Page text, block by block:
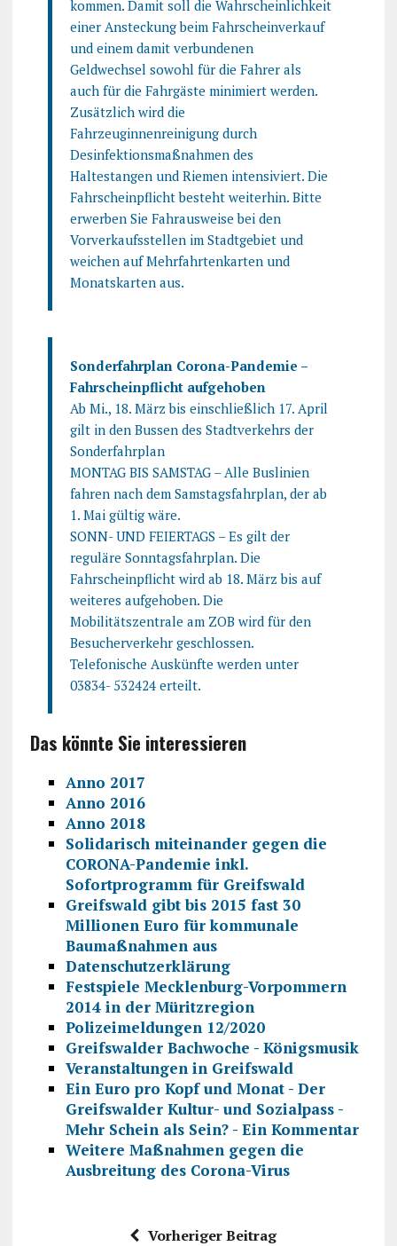
kommen. Damit soll die Wahrscheinlichkeit
einer Ansteckung beim Fahrscheinverkauf
und einem damit verbundenen
Geldwechsel sowohl für die Fahrer als
auch für die Fahrgäste minimiert werden.
Zusätzlich wird die
Fahrzeuginnenreinigung durch
Desinfektionsmaßnahmen des
Haltestangen und Riemen intensiviert. Die
Fahrscheinpflicht besteht weiterhin. Bitte
erwerben Sie Fahrausweise bei den
Vorverkaufsstellen im Stadtgebiet und
weichen auf Mehrfahrtenkarten und
Monatskarten aus.
Sonderfahrplan Corona-Pandemie –
Fahrscheinpflicht aufgehoben
Ab Mi., 18. März bis einschließlich 17. April
gilt in den Bussen des Stadtverkehrs der
Sonderfahrplan
MONTAG BIS SAMSTAG – Alle Buslinien
fahren nach dem Samstagsfahrplan, der ab
1. Mai gültig wäre.
SONN- UND FEIERTAGS – Es gilt der
reguläre Sonntagsfahrplan. Die
Fahrscheinpflicht wird ab 18. März bis auf
weiteres aufgehoben. Die
Mobilitätszentrale am ZOB wird für den
Besucherverkehr geschlossen.
Telefonische Auskünfte werden unter
03834- 532424 erteilt.
Das könnte Sie interessieren
Anno 2017
Anno 2016
Anno 2018
Solidarisch miteinander gegen die
CORONA-Pandemie inkl.
Sofortprogramm für Greifswald
Greifswald gibt bis 2015 fast 30
Millionen Euro für kommunale
Baumaßnahmen aus
Datenschutzerklärung
Festspiele Mecklenburg-Vorpommern
2014 in der Müritzregion
Polizeimeldungen 12/2020
Greifswalder Bachwoche - Königsmusik
Veranstaltungen in Greifswald
Ein Euro pro Kopf und Monat - Der
Greifswalder Kultur- und Sozialpass -
Mehr Schein als Sein? - Ein Kommentar
Weitere Maßnahmen gegen die
Ausbreitung des Corona-Virus
Vorheriger Beitrag